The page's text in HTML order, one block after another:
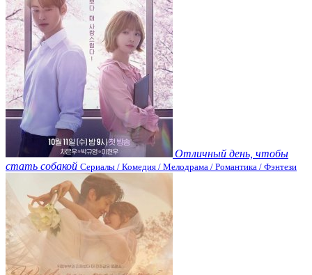
Отличный день, чтобы
стать собакой Сериалы / Комедия / Мелодрама / Романтика / Фэнтези